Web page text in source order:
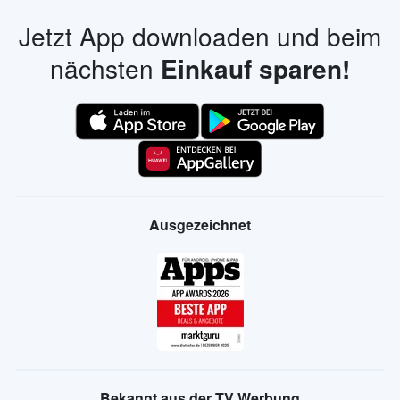
Jetzt App downloaden und beim
nächsten Einkauf sparen!
Ausgezeichnet